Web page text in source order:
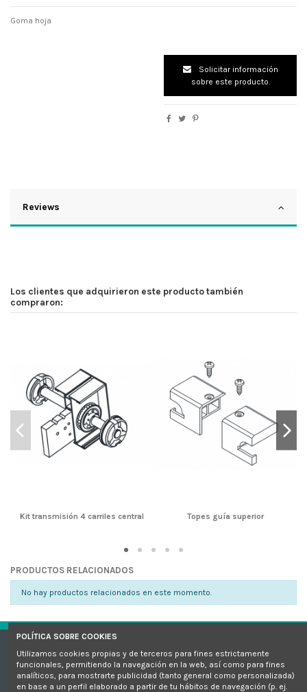
Goma hoja
Solicitar información
sobre este producto.
Reviews
Los clientes que adquirieron este producto también
compraron:
Kit transmisión 4 carriles central Topes guía superior
PRODUCTOS RELACIONADOS
No hay productos relacionados en este momento.
Sellos de calidad
¿Necesitas ayuda?
POLÍTICA SOBRE COOKIES
Utilizamos cookies propias y de terceros para fines estrictamente
funcionales, permitiendo la navegación en la web, así como para fines
analíticos, para mostrarte publicidad (tanto general como personalizada)
en base a un perfil elaborado a partir de tu hábitos de navegación (p. ej.